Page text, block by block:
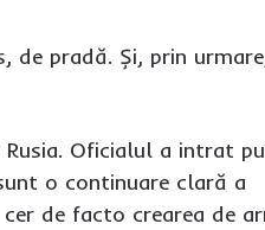
de pradă. Și, prin
Oficialul a intrat
o continuare clară a
de facto crearea de